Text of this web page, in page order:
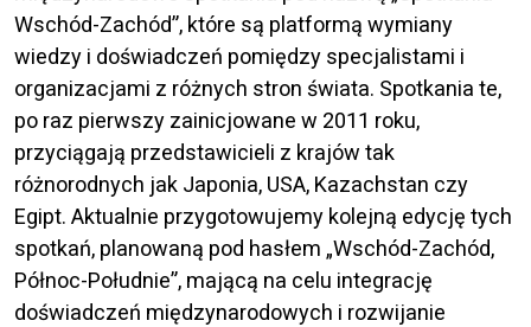
Wschód-Zachód”, które są platformą wymiany
wiedzy i doświadczeń pomiędzy specjalistami i
organizacjami z różnych stron świata. Spotkania te,
po raz pierwszy zainicjowane w 2011 roku,
przyciągają przedstawicieli z krajów tak
różnorodnych jak Japonia, USA, Kazachstan czy
Egipt. Aktualnie przygotowujemy kolejną edycję tych
spotkań, planowaną pod hasłem „Wschód-Zachód,
Północ-Południe”, mającą na celu integrację
doświadczeń międzynarodowych i rozwijanie